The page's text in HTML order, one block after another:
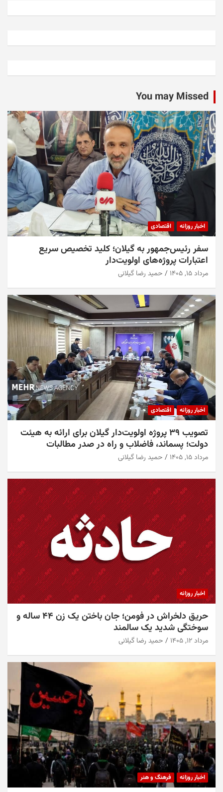
You may Missed
اخبار روزانه اقتصادی
سفر رئیس‌جمهور به گیلان؛ کلید تخصیص سریع
اعتبارات پروژه‌های اولویت‌دار
مرداد ۱۵, ۱۴۰۵ حمید رضا گیلانی
اخبار روزانه اقتصادی
تصویب ۳۹ پروژه اولویت‌دار گیلان برای ارائه به هیئت
دولت؛ پسماند، فاضلاب و راه در صدر مطالبات
مرداد ۱۵, ۱۴۰۵ حمید رضا گیلانی
اخبار روزانه
حریق دلخراش در فومن؛ جان باختن یک زن ۴۴ ساله و
سوختگی شدید یک سالمند
مرداد ۱۲, ۱۴۰۵ حمید رضا گیلانی
اخبار روزانه فرهنگ و هنر